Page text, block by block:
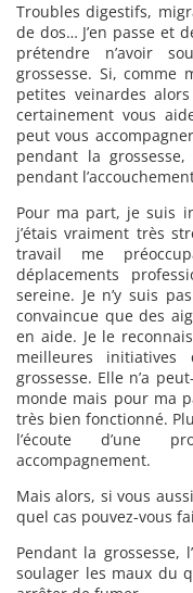
Troubles digestifs,
de dos… J’en passe et
prétendre n’avoir
grossesse. Si, comme
petites veinardes
certainement vous
peut vous
pendant la
pendant
Pour ma part, je suis
j’étais vraiment très
travail me
déplacements
sereine. Je n’y suis
convaincue que des
en aide. Je le
meilleures
grossesse. Elle n’a
monde mais pour ma
très bien fonctionné.
l’écoute d’une
accompagnement.
Mais alors, si vous
quel cas pouvez-vous
Pendant la grossesse,
soulager les maux du